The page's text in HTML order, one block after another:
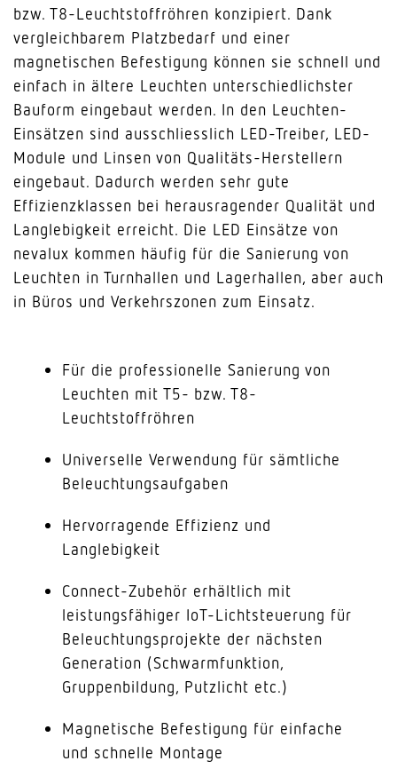
bzw. T8-Leuchtstoffröhren konzipiert. Dank
vergleichbarem Platzbedarf und einer
magnetischen Befestigung können sie schnell und
einfach in ältere Leuchten unterschiedlichster
Bauform eingebaut werden. In den Leuchten-
Einsätzen sind ausschliesslich LED-Treiber, LED-
Module und Linsen von Qualitäts-Herstellern
eingebaut. Dadurch werden sehr gute
Effizienzklassen bei herausragender Qualität und
Langlebigkeit erreicht. Die LED Einsätze von
nevalux kommen häufig für die Sanierung von
Leuchten in Turnhallen und Lagerhallen, aber auch
in Büros und Verkehrszonen zum Einsatz.
Für die professionelle Sanierung von
Leuchten mit T5- bzw. T8-
Leuchtstoffröhren
Universelle Verwendung für sämtliche
Beleuchtungsaufgaben
Hervorragende Effizienz und
Langlebigkeit
Connect-Zubehör erhältlich mit
leistungsfähiger IoT-Lichtsteuerung für
Beleuchtungsprojekte der nächsten
Generation (Schwarmfunktion,
Gruppenbildung, Putzlicht etc.)
Magnetische Befestigung für einfache
und schnelle Montage